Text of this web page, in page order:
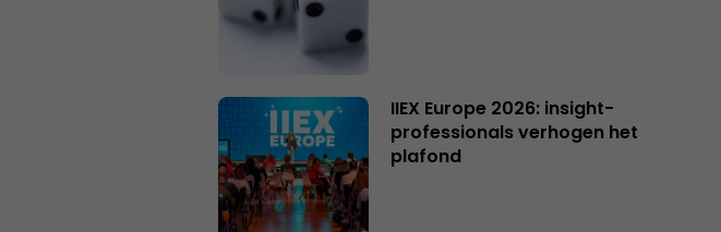
IIEX Europe 2026: insight-
professionals verhogen het
plafond